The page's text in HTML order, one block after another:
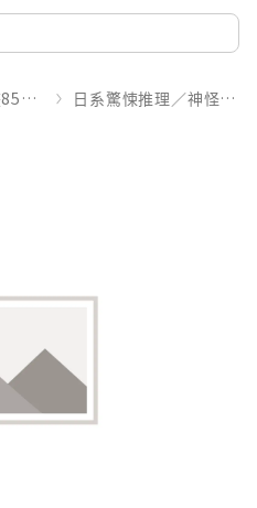
📌圖文漫畫85折起 日系驚悚推理／神怪靈異